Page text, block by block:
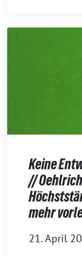
Keine
//
mehr
21. April